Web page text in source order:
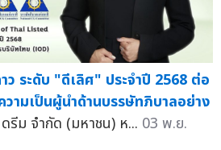
ว ระดับ "ดีเลิศ" ประจำปี 2568 ต่อ
วามเป็นผู้นำด้านบรรษัทภิบาลอย่าง
ม จำกัด (มหาชน) ห... 03 พ.ย.